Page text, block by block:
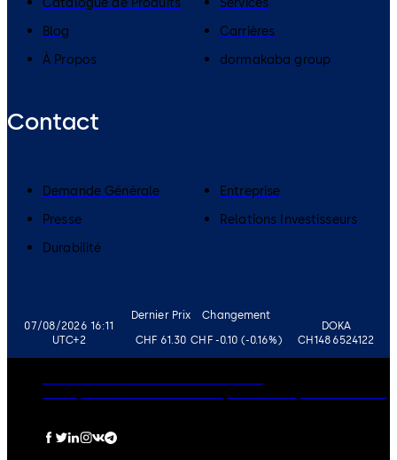
07/08/2026 16:11
UTC+2
Dernier Prix
CHF 61.30
Changement
CHF -0.10 (-0.16%)
DOKA
CH1486524122
Catalogue de Produits
Services
Blog
Carrières
À Propos
dormakaba group
Contact
Demande Générale
Entreprise
Presse
Relations Investisseurs
Durabilité